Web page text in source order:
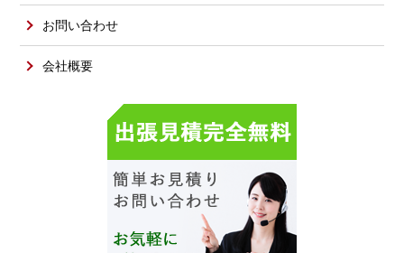
お問い合わせ
会社概要